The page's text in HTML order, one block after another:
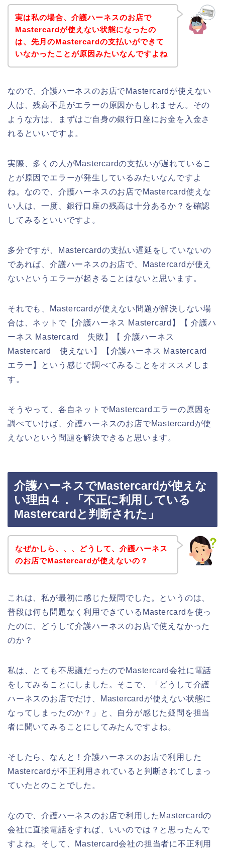
実は私の場合、介護ハーネスのお店で
Mastercardが使えない状態になったの
は、先月のMastercardの支払いができて
いなかったことが原因みたいなんですよね
なので、介護ハーネスのお店でMastercardが使えない
人は、残高不足がエラーの原因かもしれません。その
ような方は、まずはご自身の銀行口座にお金を入金さ
れるといいですよ。
実際、多くの人がMastercardの支払いが遅れているこ
とが原因でエラーが発生しているみたいなんですよ
ね。なので、介護ハーネスのお店でMastercard使えな
い人は、一度、銀行口座の残高は十分あるか？を確認
してみるといいですよ。
多分ですが、Mastercardの支払い遅延をしていないの
であれば、介護ハーネスのお店で、Mastercardが使え
ないというエラーが起きることはないと思います。
それでも、Mastercardが使えない問題が解決しない場
合は、ネットで【介護ハーネス Mastercard】【 介護ハ
ーネス Mastercard 失敗】【 介護ハーネス
Mastercard 使えない】【介護ハーネス Mastercard
エラー】という感じで調べてみることをオススメしま
す。
そうやって、各自ネットでMastercardエラーの原因を
調べていけば、介護ハーネスのお店でMastercardが使
えないという問題を解決できると思います。
介護ハーネスでMastercardが使えな
い理由４．「不正に利用している
Mastercardと判断された」
なぜかしら、、、どうして、介護ハーネス
のお店でMastercardが使えないの？
これは、私が最初に感じた疑問でした。というのは、
普段は何も問題なく利用できているMastercardを使っ
たのに、どうして介護ハーネスのお店で使えなかった
のか？
私は、とても不思議だったのでMastercard会社に電話
をしてみることにしました。そこで、「どうして介護
ハーネスのお店でだけ、Mastercardが使えない状態に
なってしまったのか？」と、自分が感じた疑問を担当
者に聞いてみることにしてみたんですよね。
そしたら、なんと！介護ハーネスのお店で利用した
Mastercardが不正利用されていると判断されてしまっ
ていたとのことでした。
なので、介護ハーネスのお店で利用したMastercardの
会社に直接電話をすれば、いいのでは？と思ったんで
すよね。そして、Mastercard会社の担当者に不正利用